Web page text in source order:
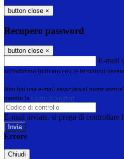
button close ×
Recupero password
button close ×
E-mail
all'indirizzo indicato con le istruzioni
Non hai una e-mail associata al nome
tramite la Login Spaggiari
E-mail inviata, si prega di controllare
Errore
Chiudi